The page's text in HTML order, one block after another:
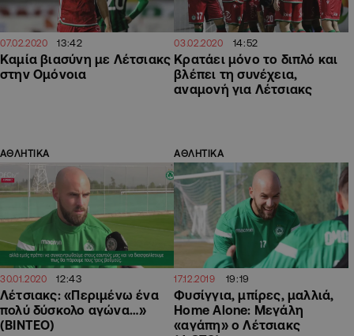
07.02.2020 13:42
Καμία βιασύνη με Λέτσιακς
στην Ομόνοια
03.02.2020 14:52
Κρατάει μόνο το διπλό και
βλέπει τη συνέχεια,
αναμονή για Λέτσιακς
ΑΘΛΗΤΙΚΑ
30.01.2020 12:43
Λέτσιακς: «Περιμένω ένα
πολύ δύσκολο αγώνα…»
(ΒΙΝΤΕΟ)
ΑΘΛΗΤΙΚΑ
17.12.2019 19:19
Φυσίγγια, μπίρες, μαλλιά,
Home Alone: Μεγάλη
«αγάπη» ο Λέτσιακς